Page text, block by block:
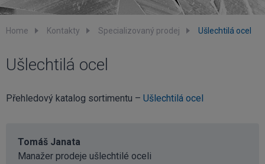
Home Kontakty Specializovaný prodej Ušlechtilá ocel
Ušlechtilá ocel
Přehledový katalog sortimentu – Ušlechtilá ocel
Tomáš Janata
Manažer prodeje ušlechtilé oceli